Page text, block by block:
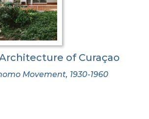
of Curaçao
Movement, 1930-1960